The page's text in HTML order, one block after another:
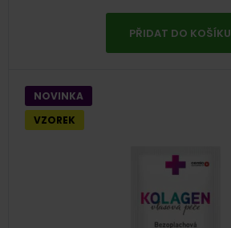
PŘIDAT DO KOŠÍKU
NOVINKA
VZOREK